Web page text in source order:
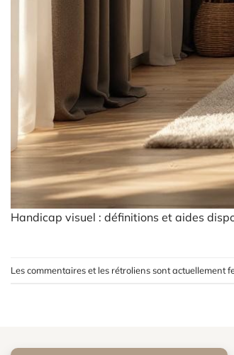
Handicap visuel : définitions et aides
Les commentaires et les rétroliens sont actuellement